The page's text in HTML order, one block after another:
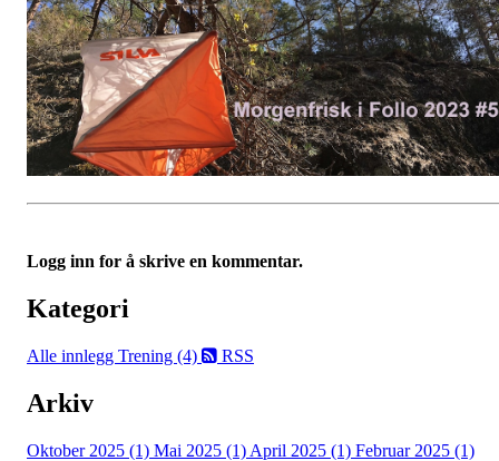
Logg inn for å skrive en kommentar.
Kategori
Alle innlegg Trening (4) RSS
Arkiv
Oktober 2025 (1) Mai 2025 (1) April 2025 (1) Februar 2025 (1)